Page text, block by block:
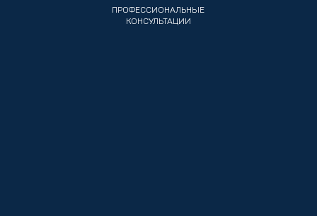
ПРОФЕССИОНАЛЬНЫЕ
КОНСУЛЬТАЦИИ